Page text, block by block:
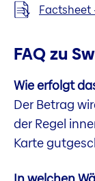
Factsheet
FAQ zu
Wie erfolgt
Der Betrag
der Regel
Karte